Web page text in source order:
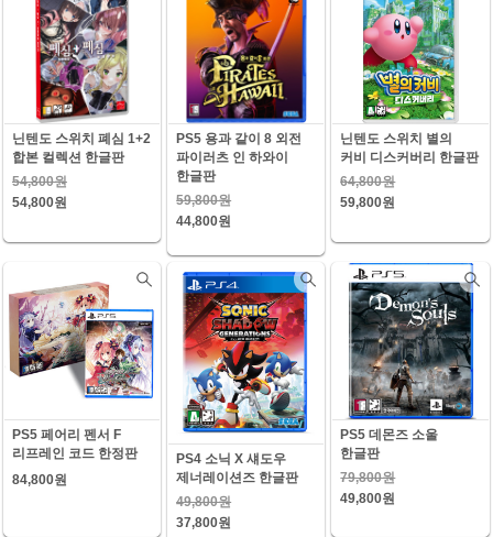
닌텐도 스위치 폐심 1+2
합본 컬렉션 한글판
54,800원
54,800원
PS5 용과 같이 8 외전
파이러츠 인 하와이
한글판
59,800원
44,800원
닌텐도 스위치 별의
커비 디스커버리 한글판
64,800원
59,800원
PS5 페어리 펜서 F
리프레인 코드 한정판
84,800원
PS4 소닉 X 섀도우
제너레이션즈 한글판
49,800원
37,800원
PS5 데몬즈 소울
한글판
79,800원
49,800원